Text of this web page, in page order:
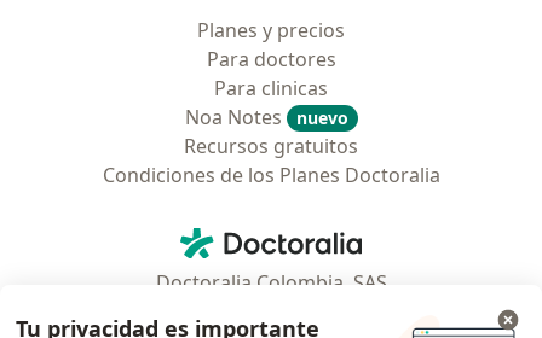
Planes y precios
Para doctores
Para clinicas
Noa Notes
nuevo
Recursos gratuitos
Condiciones de los Planes Doctoralia
Doctoralia - Página de inicio
Doctoralia Colombia, SAS
Tu privacidad es importante